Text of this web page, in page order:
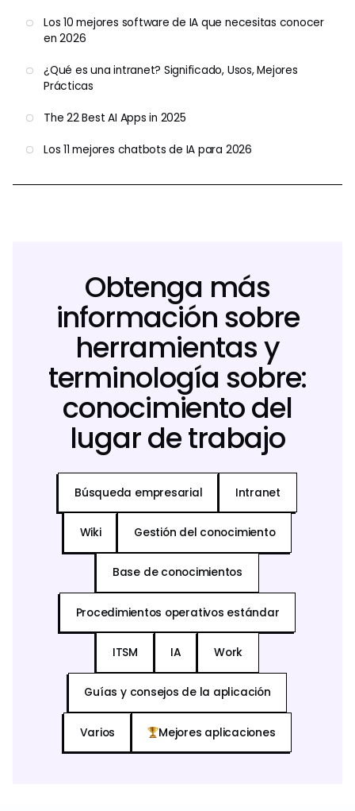
Los 10 mejores software de IA que necesitas conocer
en 2026
¿Qué es una intranet? Significado, Usos, Mejores
Prácticas
The 22 Best AI Apps in 2025
Los 11 mejores chatbots de IA para 2026
Obtenga más
información sobre
herramientas y
terminología sobre:
conocimiento del
lugar de trabajo
Búsqueda empresarial Intranet
Wiki Gestión del conocimiento
Base de conocimientos
Procedimientos operativos estándar
ITSM IA Work
Guías y consejos de la aplicación
Varios Mejores aplicaciones